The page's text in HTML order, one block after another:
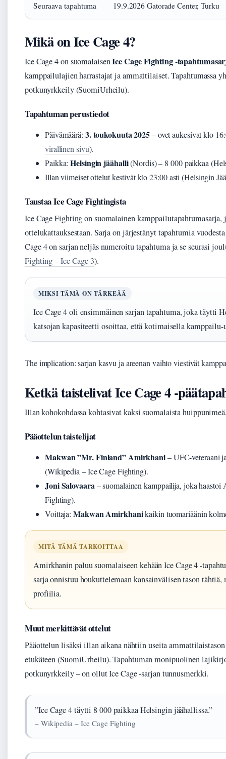
Seuraava tapahtuma 19.9.2026 Gatorade Center, Turku
Mikä on Ice Cage 4?
Ice Cage 4 on suomalaisenIce Cage Fighting -
kamppailulajien harrastajat ja ammattilaiset.
potkunyrkkeily (SuomiUrheilu).
Tapahtuman perustiedot
Päivämäärä: 3. toukokuuta 2025– ovet aukesivat klo
virallinen sivu).
Paikka:Helsingin jäähalli(Nordis) – 8 000 paikkaa
Illan viimeiset ottelut kestivät klo 23:00 asti (Helsingin
Taustaa Ice Cage Fightingista
Ice Cage Fighting on suomalainen
ottelukattauksestaan. Sarja on järjestänyt tapahtumia
Cage 4 on sarjan neljäs numeroitu tapahtuma ja se seurasi
Fighting – Ice Cage 3).
MIKSI TÄMÄ ON TÄRKEÄÄ
Ice Cage 4 oli ensimmäinen sarjan tapahtuma, joka täytti
katsojan kapasiteetti osoittaa, että kotimaisella
The implication: sarjan kasvu ja areenan vaihto viestivät
Ketkä taistelivat Ice Cage 4 -
Illan kohokohdassa kohtasivat kaksi suomalaista
Pääottelun taistelijat
Makwan ”Mr. Finland” Amirkhani– UFC-veteraani
(Wikipedia – Ice Cage Fighting).
Joni Salovaara – suomalainen kamppailija, joka
Fighting).
Voittaja: Makwan Amirkhanikaikin tuomariäänin
MITÄ TÄMÄ TARKOITTAA
Amirkhanin paluu suomalaiseen kehään Ice Cage 4 -
sarja onnistuu houkuttelemaan kansainvälisen tason
profiilia.
Muut merkittävät ottelut
Pääottelun lisäksi illan aikana nähtiin useita
etukäteen (SuomiUrheilu). Tapahtuman monipuolinen
potkunyrkkeily – on ollut Ice Cage -sarjan tunnusmerkki.
”Ice Cage 4 täytti 8 000 paikkaa Helsingin jäähallissa.”
– Wikipedia – Ice Cage Fighting